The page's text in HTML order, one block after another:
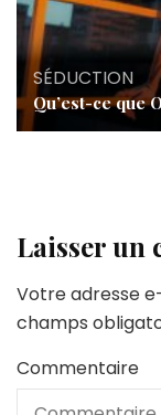
SÉDUCTION
Qu’est-ce que
Laisser un
Votre adresse
champs
Commentaire